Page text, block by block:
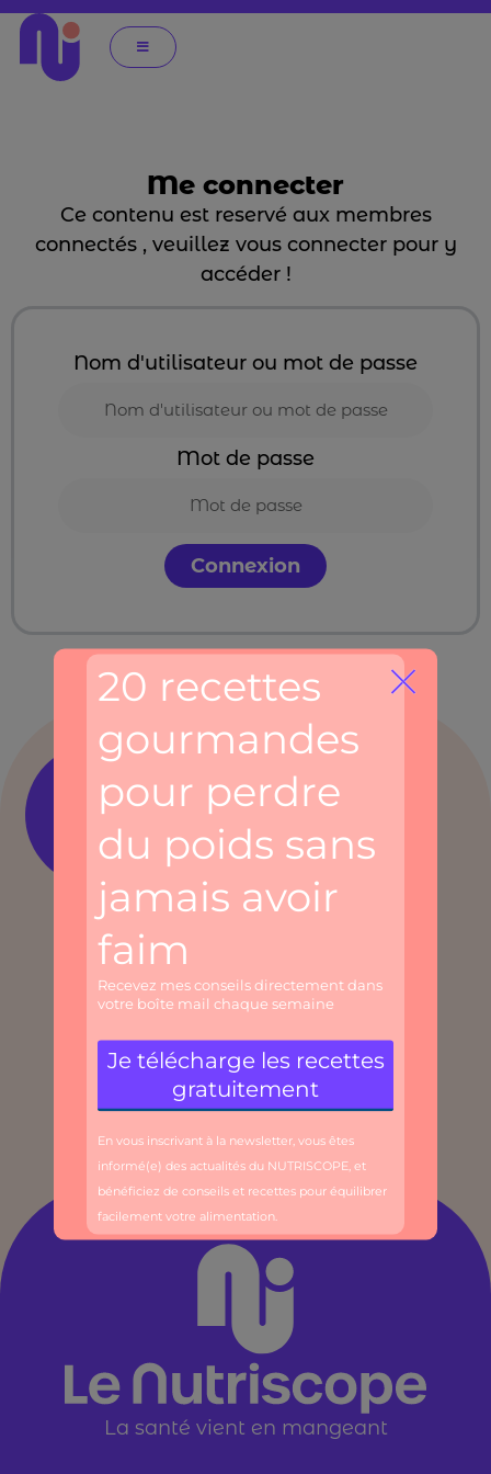
Me connecter
Ce contenu est reservé aux membres
connectés , veuillez vous connecter pour y
accéder !
Nom d'utilisateur ou mot de passe
Mot de passe
Connexion
Retrouvez-moi
sur les réseaux sociaux
La santé vient en mangeant